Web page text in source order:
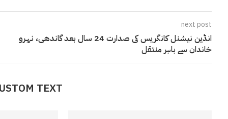
next post
انڈین نیشنل کانگریس کی صدارت 24 سال بعد گاندھی، نہرو
خاندان سے باہر منتقل
TEXT